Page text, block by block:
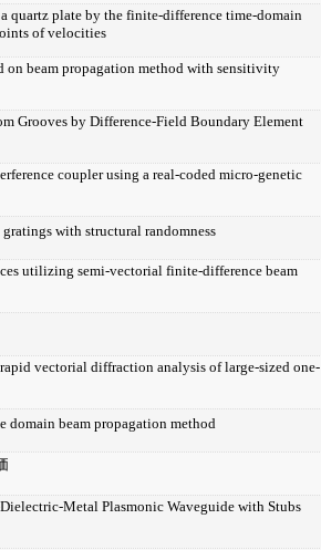
quartz plate by the finite-difference time-domain
of velocities
beam propagation method with sensitivity
Grooves by Difference-Field Boundary Element
coupler using a real-coded micro-genetic
with structural randomness
utilizing semi-vectorial finite-difference beam
vectorial diffraction analysis of large-sized one-
beam propagation method
Metal Plasmonic Waveguide with Stubs